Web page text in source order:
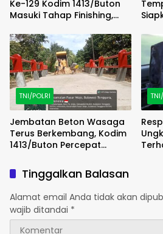
Ke-129 Kodim 1413/Buton
Masuki Tahap Finishing,
Nyata
TNI/POLRI
Jembatan Beton Wasaga
Terus Berkembang, Kodim
1413/Buton Percepat
Tinggalkan Balasan
Alamat email Anda tidak akan
wajib ditandai *